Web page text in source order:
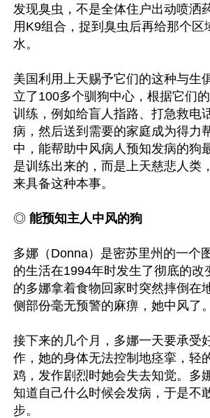
发现臭虫，不是全体住户出动喷洒
用K9组合，捉到臭虫后再给那个区
水。
美国利用上天赐予它们的这种与生
立了100多个驯狗中心，根据它们
训练，例如给盲人指路、打急救电
病，然后送到需要的家庭成为得力
中，能帮助中风病人预知发病的狗
是训练出来的，而是上天慈悲人类
来具备这种本事。
◎ 能预知主人中风的狗
多娜（Donna）是密苏里州的一个
的生活在1994年时发生了彻底的改
的多娜拿着食物回家时突然摔倒在
侧部份毫无预警的麻痹，她中风了。
接下来的几个月，多娜一天要承受
作，她的身体无法控制地痉挛，轻
鸡，发作剧烈时她会失去知觉。多
知道自己什么时候会发病，于是不
步。